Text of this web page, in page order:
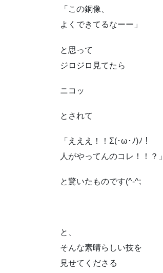
「この銅像、
よくできてるなーー」
と思って
ジロジロ見てたら
ニコッ
とされて
「えええ！！Σ(･ω･ﾉ)ﾉ！
人がやってんのコレ！！？」
と驚いたものです(^-^;
と、
そんな素晴らしい技を
見せてくださる